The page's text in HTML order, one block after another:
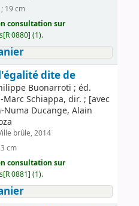
19 cm
consultation sur
0880] (1).
dite de
Buonarroti ; éd.
Schiappa, dir. ; [avec
Numa Ducange, Alain
brûle, 2014
cm
consultation sur
0881] (1).